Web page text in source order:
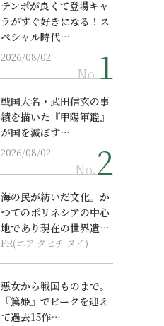
テンポが良くて登場キャ
ラがすぐ好きになる！ス
ペシャル時代…
2026/08/02
No.
戦国大名・武田信玄の事
績を描いた『甲陽軍鑑』
が国を滅ぼす…
2026/08/02
No.
海の民が紡いだ文化。か
つてのポリネシアの中心
地であり現在の世界遺産
からみえてくる...
PR(エア タヒチ ヌイ)
悪女から戦国ものまで。
『篤姫』でピークを迎え
て過去15作…